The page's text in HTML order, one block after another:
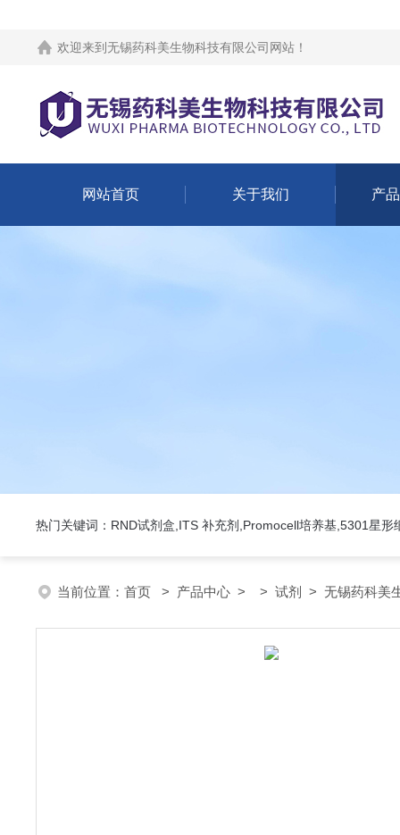
欢迎来到 无锡药科美生物科技有限公司网站 ！
网站首页 关于我们 产
热门关键词：RND试剂盒,ITS 补充剂,Promocell培养基,5301星形
当前位置： 首页 > 产品中心 > > 试剂 > 无锡药科美